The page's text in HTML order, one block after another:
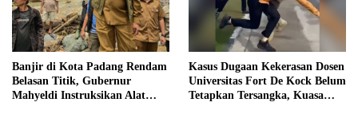
Banjir di Kota Padang Rendam
Belasan Titik, Gubernur
Mahyeldi Instruksikan Alat
Kasus Dugaan Kekerasan Dosen
Universitas Fort De Kock Belum
Tetapkan Tersangka, Kuasa